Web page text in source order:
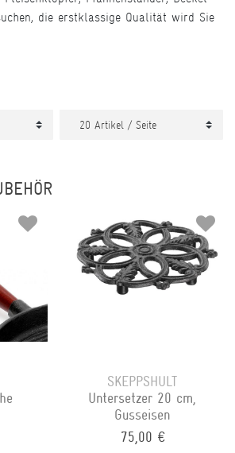
die erstklassige Qualität wird Sie
SKEPPSHULT
Untersetzer 20 cm,
Gusseisen
75,00 €